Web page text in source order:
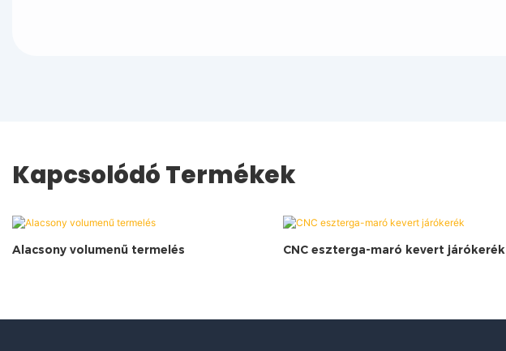
Kapcsolódó Termékek
Alacsony volumenű termelés CNC eszterga-maró kevert járókerék